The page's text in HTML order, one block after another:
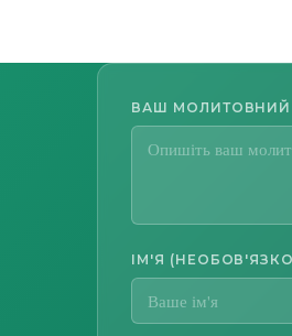
ВАШ МОЛИТОВНИЙ
ІМ'Я